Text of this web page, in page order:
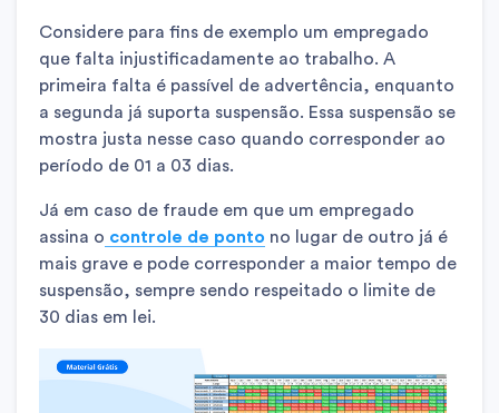
Considere para fins de exemplo um empregado
que falta injustificadamente ao trabalho. A
primeira falta é passível de advertência, enquanto
a segunda já suporta suspensão. Essa suspensão se
mostra justa nesse caso quando corresponder ao
período de 01 a 03 dias.
Já em caso de fraude em que um empregado
assina o controle de ponto no lugar de outro já é
mais grave e pode corresponder a maior tempo de
suspensão, sempre sendo respeitado o limite de
30 dias em lei.